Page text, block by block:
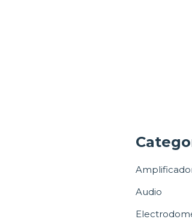
Audio